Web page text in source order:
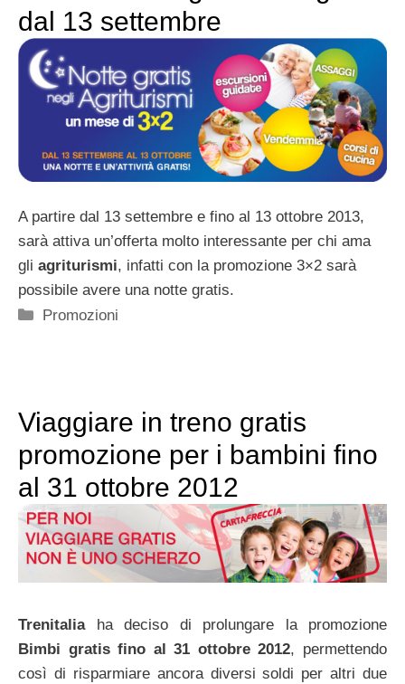
dal 13 settembre
A partire dal 13 settembre e fino al 13 ottobre 2013,
sarà attiva un’offerta molto interessante per chi ama
gli agriturismi, infatti con la promozione 3×2 sarà
possibile avere una notte gratis.
Categorie
Promozioni
Viaggiare in treno gratis
promozione per i bambini fino
al 31 ottobre 2012
Trenitaliaha deciso di prolungare la promozione
Bimbi gratis fino al 31 ottobre 2012, permettendo
così di risparmiare ancora diversi soldi per altri due